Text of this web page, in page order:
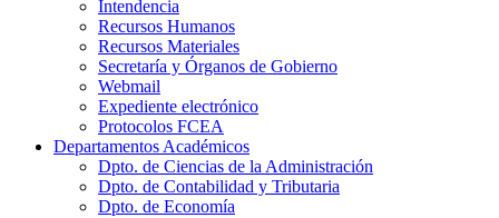
Intendencia
Recursos Humanos
Recursos Materiales
Secretaría y Órganos de Gobierno
Webmail
Expediente electrónico
Protocolos FCEA
Departamentos Académicos
Dpto. de Ciencias de la Administración
Dpto. de Contabilidad y Tributaria
Dpto. de Economía